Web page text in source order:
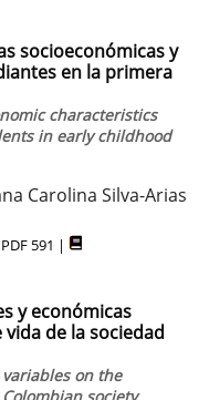
socioeconómicas y
en la primera
characteristics
in early childhood
Carolina Silva-Arias
591 |
y económicas
de la sociedad
on the
society